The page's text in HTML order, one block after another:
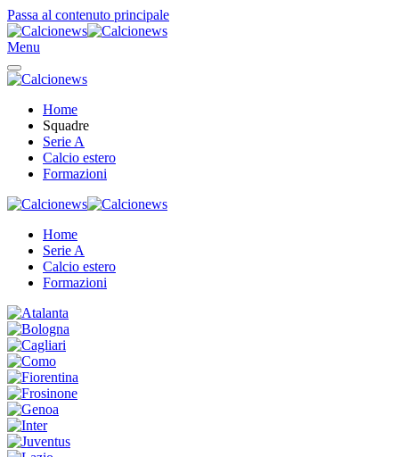
Passa al contenuto principale
Menu
Home
Squadre
Serie A
Calcio estero
Formazioni
Home
Serie A
Calcio estero
Formazioni